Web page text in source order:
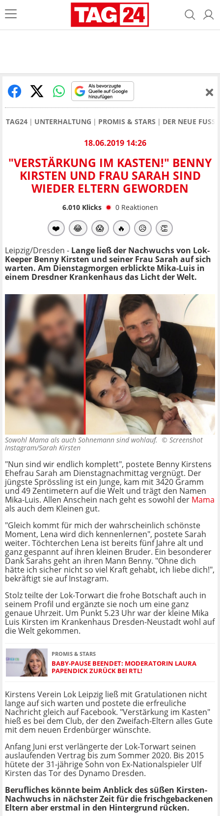
TAG24 UNTERHALTUNG PROMIS & STARS DER NEUE
18.06.2019 14:26
"VERSTÄRKUNG IM KASTEN!" BENNY
KIRSTEN UND FRAU SARAH SIND
WIEDER ELTERN GEWORDEN
6.010Klicks 0 Reaktionen
❤️ 😂 😱 🔥 😥 👏
Leipzig/Dresden - Lange ließ der Nachwuchs von Lok-
Keeper Benny Kirsten und seiner Frau Sarah auf sich
warten. Am Dienstagmorgen erblickte Mika-Luis in
einem Dresdner Krankenhaus das Licht der Welt.
Sowohl Mama als auch Sohnemann sind wohlauf. © Screenshot
Instagram/Sarah Kirsten
"Nun sind wir endlich komplett", postete Benny Kirstens
Ehefrau Sarah am Dienstagnachmittag vergnügt. Der
jüngste Sprössling ist ein Junge, kam mit 3420 Gramm
und 49 Zentimetern auf die Welt und trägt den Namen
Mika-Luis. Allen Anschein nach geht es sowohl der Mama
als auch dem Kleinen gut.
"Gleich kommt für mich der wahrscheinlich schönste
Moment, Lena wird dich kennenlernen", postete Sarah
weiter. Töchterchen Lena ist bereits fünf Jahre alt und
ganz gespannt auf ihren kleinen Bruder. Ein besonderer
Dank Sarahs geht an ihren Mann Benny. "Ohne dich
hätte ich sicher nicht so viel Kraft gehabt, ich liebe dich!",
bekräftigt sie auf Instagram.
Stolz teilte der Lok-Torwart die frohe Botschaft auch in
seinem Profil und ergänzte sie noch um eine ganz
genaue Uhrzeit. Um Punkt 5.23 Uhr war der kleine Mika
Luis Kirsten im Krankenhaus Dresden-Neustadt wohl auf
die Welt gekommen.
PROMIS & STARS
BABY-PAUSE BEENDET: MODERATORIN LAURA
PAPENDICK ZURÜCK BEI RTL!
Kirstens Verein Lok Leipzig ließ mit Gratulationen nicht
lange auf sich warten und postete die erfreuliche
Nachricht gleich auf Facebook. "Verstärkung im Kasten"
hieß es bei dem Club, der den Zweifach-Eltern alles Gute
mit dem neuen Erdenbürger wünschte.
Anfang Juni erst verlängerte der Lok-Torwart seinen
auslaufenden Vertrag bis zum Sommer 2020. Bis 2015
hütete der 31-jährige Sohn von Ex-Nationalspieler Ulf
Kirsten das Tor des Dynamo Dresden.
Berufliches könnte beim Anblick des süßen Kirsten-
Nachwuchs in nächster Zeit für die frischgebackenen
Eltern aber erstmal in den Hintergrund rücken.